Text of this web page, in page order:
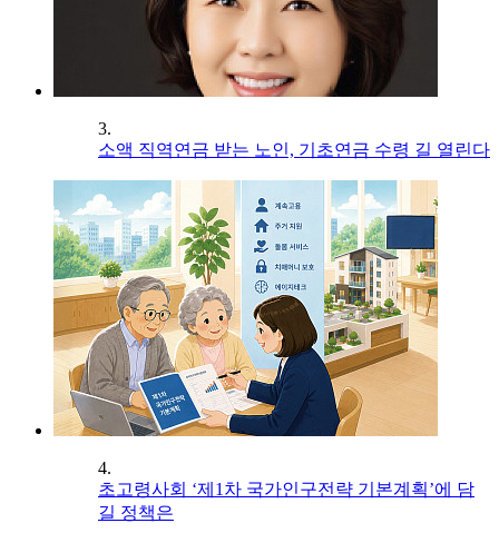
3.
소액 직역연금 받는 노인, 기초연금 수령 길 열린다
4.
초고령사회 ‘제1차 국가인구전략 기본계획’에 담
길 정책은